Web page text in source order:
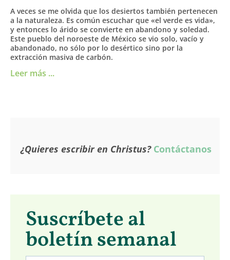
A veces se me olvida que los desiertos también pertenecen
a la naturaleza. Es común escuchar que «el verde es vida»,
y entonces lo árido se convierte en abandono y soledad.
Este pueblo del noroeste de México se vio solo, vacío y
abandonado, no sólo por lo desértico sino por la
extracción masiva de carbón.
Leer más ...
¿Quieres escribir en Christus? Contáctanos
Suscríbete al
boletín semanal